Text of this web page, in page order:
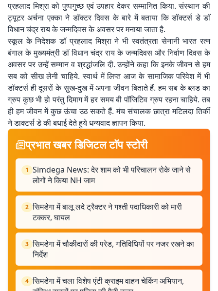
प्रहलाद मिश्रा को पुष्पगुच्छ एवं उपहार देकर सम्मानित किया. संस्थान की
ट्यूटर अर्चना एक्का ने डाॅक्टर दिवस के बारे में बताया कि डॉक्टर्स डे डाॅ
विधान चंद्र राय के जन्मदिवस के अवसर पर मनाया जाता है.
स्कूल के निदेशक डॉ प्रहलाद मिश्रा ने भी स्वतंत्रता सेनानी भारत रत्न
बंगाल के मुख्यमंत्री डॉ विधान चंद्र राय के जन्मदिवस और निर्वाण दिवस के
अवसर पर उन्हें सम्मान व श्रद्धांजलि दी. उन्होंने कहा कि इनके जीवन से हम
सब को सीख लेनी चाहिये. स्वार्थ में लिप्त आज के सामाजिक परिवेश में भी
डाॅक्टर्स ही दूसरों के सुख-दुख में अपना जीवन बिताते हैं. हम सब के ब्लड का
ग्रुप कुछ भी हो परंतु दिमाग में हर समय बी पॉजिटिव ग्रुप रहना चाहिये. तब
ही हम जीवन में कुछ ऊंचा उठ सकते हैं. मंच संचालक छात्रा मटिलदा तिर्की
ने डाक्टर्स डे की बधाई देते हुये धन्यवाद ज्ञापन किया.
प्रभात खबर डिजिटल टॉप स्टोरी
1 Simdega News: देर शाम को भी परिचालन रोके जाने से
लोगों ने किया NH जाम
2 सिमडेगा में बालू लदे ट्रैक्टर ने गश्ती पदाधिकारी को मारी
टक्कर, घायल
3 सिमडेगा में चौकीदारों की परेड, गतिविधियों पर नजर रखने का
निर्देश
4 सिमडेगा में चला विशेष एंटी क्राइम वाहन चेकिंग अभियान,